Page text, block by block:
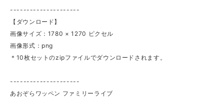
---------------------
【ダウンロード】
画像サイズ：1780 × 1270 ピクセル
画像形式：png
＊10枚セットのzipファイルでダウンロードされます。
---------------------
あおぞらワッペン ファミリーライブ